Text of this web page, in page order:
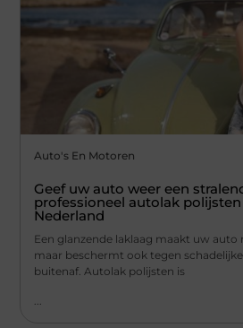
Auto's En Motoren
Geef uw auto weer een
professioneel autolak
Nederland
Een glanzende laklaag maakt uw auto
maar beschermt ook tegen
buitenaf. Autolak polijsten is